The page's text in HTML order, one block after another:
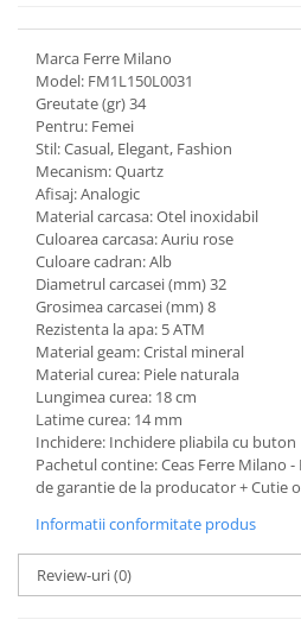
Marca Ferre Milano
Model: FM1L150L0031
Greutate (gr) 34
Pentru: Femei
Stil: Casual, Elegant, Fashion
Mecanism: Quartz
Afisaj: Analogic
Material carcasa: Otel inoxidabil
Culoarea carcasa: Auriu rose
Culoare cadran: Alb
Diametrul carcasei (mm) 32
Grosimea carcasei (mm) 8
Rezistenta la apa: 5 ATM
Material geam: Cristal mineral
Material curea: Piele naturala
Lungimea curea: 18 cm
Latime curea: 14 mm
Inchidere: Inchidere pliabila cu buton
Pachetul contine: Ceas Ferre Milano
de garantie de la producator + Cutie
Informatii conformitate produs
Review-uri(0)